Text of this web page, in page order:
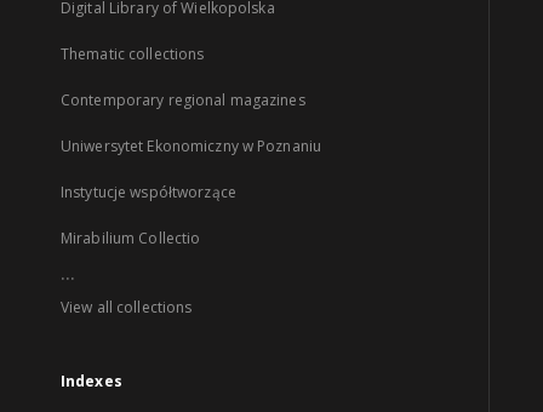
Digital Library of Wielkopolska
Thematic collections
Contemporary regional magazines
Uniwersytet Ekonomiczny w Poznaniu
Instytucje współtworzące
Mirabilium Collectio
...
View all collections
Indexes